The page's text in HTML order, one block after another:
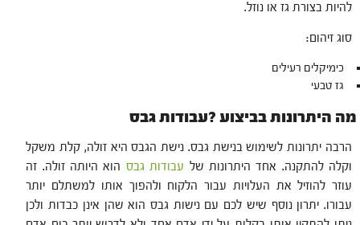
להיות בצורת גז או נוזל.
סוג זיהום:
כימיקלים רעילים
גז טבעי
מה היתרונות בביצוע ?עבודות גבס
הרבה יתרונות לשימוש בנישת גבס. נישת הגבס היא זולה, קלת משקל
וקלה להתקנה. אחד היתרונות של עבודות גבס הוא היותה זולה. זה
עוזר להוזיל את העלויות עבור הלקוח ולהפוך אותו למשתלם יותר
עבורו. יתרון נוסף שיש לכם עם נישות גבס הוא שהן אינן כבדות ולכן